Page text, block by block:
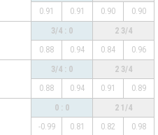
0.91
0.91 0.90 0.90
3/4 : 0
2 3/4
0.88
0.94 0.84 0.96
3/4 : 0
2 3/4
0.88
0.94 0.91 0.89
0 : 0
2 1/4
-0.99
0.81 0.82 0.98